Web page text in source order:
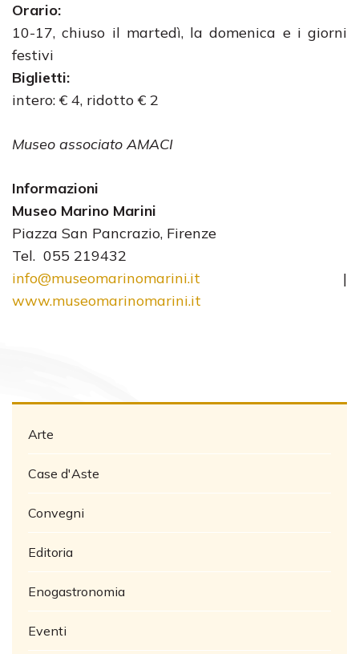
Orario:
10-17, chiuso il martedì, la domenica e i giorni
festivi
Biglietti:
intero: € 4, ridotto € 2
Museo associato AMACI
Informazioni
Museo Marino Marini
Piazza San Pancrazio, Firenze
Tel. 055 219432
info@museomarinomarini.it
|
www.museomarinomarini.it
Arte
Case d'Aste
Convegni
Editoria
Enogastronomia
Eventi